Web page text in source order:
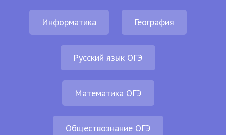
Информатика География
Русский язык ОГЭ
Математика ОГЭ
Обществознание ОГЭ